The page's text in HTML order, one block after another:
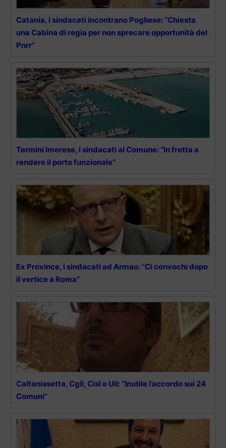
Catania, i sindacati incontrano Pogliese: “Chiesta
una Cabina di regia per non sprecare opportunità del
Pnrr”
Termini Imerese, i sindacati al Comune: “In fretta a
rendere il porto funzionale”
Ex Province, i sindacati ad Armao: “Ci convochi dopo
il vertice a Roma”
Caltanissetta, Cgil, Cisl e Uil: “Inutile l’accordo sui 24
Comuni”